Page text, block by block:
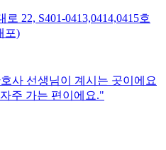
22, S401-0413,0414,0415호
포)
사 선생님이 계시는 곳이에요
주 가는 편이에요."